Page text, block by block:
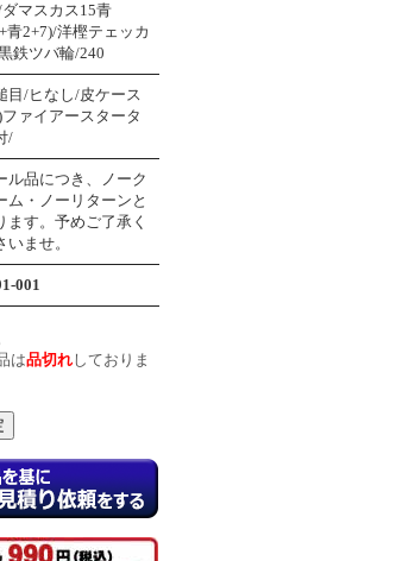
マスカス15青
青2+7)/洋樫テェッカ
鉄ツバ輪/240
目/ヒなし/皮ケース
ァイアースタータ
/
ル品につき、ノーク
ム・ノーリターンと
ます。予めご了承く
いませ。
001
は品切れ しておりま